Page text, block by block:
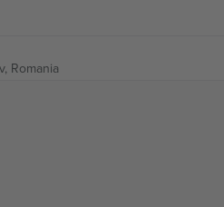
Romania